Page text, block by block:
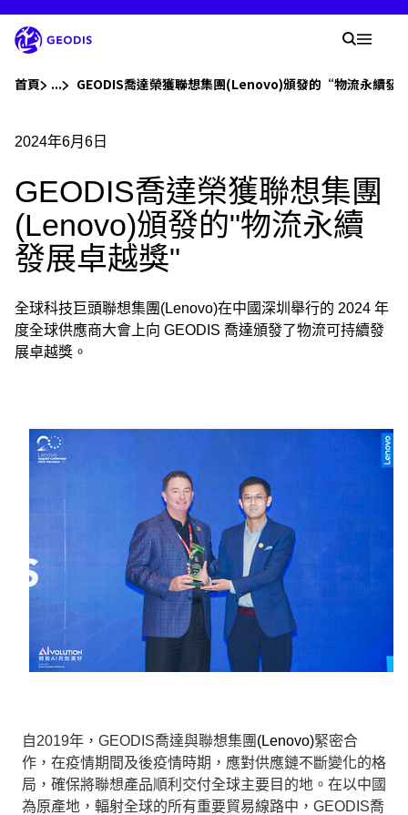
公司
新聞中心
Careers
地點
MyGEODIS
選擇您的國家/地區和語言
Taiwan
搜尋區
首頁 ...Show all breadcrumb elements
GEODIS喬達榮獲聯想集團(Lenovo)頒發的“物流永續發
2024年6月6日
GEODIS喬達榮獲聯想集團
(Lenovo)頒發的"物流永續
發展卓越獎"
全球科技巨頭聯想集團(Lenovo)在中國深圳舉行的 2024 年
度全球供應商大會上向 GEODIS 喬達頒發了物流可持續發
展卓越獎 。
Keepeek
自2019年， GEODIS喬達與聯想集團 (Lenovo)緊密合
作，在疫情期間及後疫情時期，應對供應鏈不斷變化的格
局，確保將聯想產品順利交付全球主要目的地。在以中國
為原產地，輻射全球的所有重要貿易線路中， GEODIS喬